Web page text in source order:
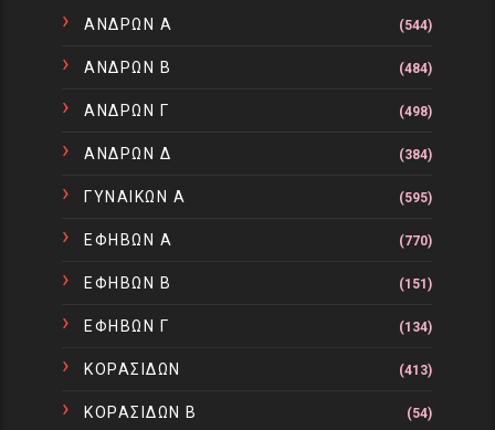
ΑΝΔΡΩΝ Α (544)
ΑΝΔΡΩΝ Β (484)
ΑΝΔΡΩΝ Γ (498)
ΑΝΔΡΩΝ Δ (384)
ΓΥΝΑΙΚΩΝ Α (595)
ΕΦΗΒΩΝ Α (770)
ΕΦΗΒΩΝ Β (151)
ΕΦΗΒΩΝ Γ (134)
ΚΟΡΑΣΙΔΩΝ (413)
ΚΟΡΑΣΙΔΩΝ Β (54)